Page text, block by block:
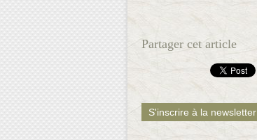
Partager cet article
S'inscrire à la newsletter